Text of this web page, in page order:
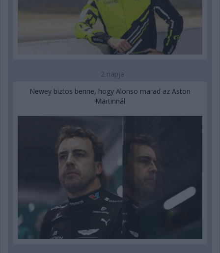
2 napja
Newey biztos benne, hogy Alonso marad az Aston
Martinnál